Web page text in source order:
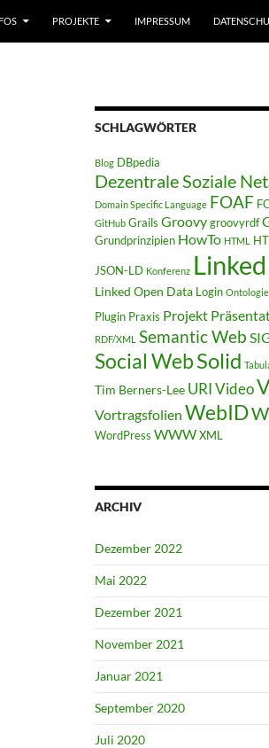
PROJEKTE IMPRESSUM
SCHLAGWÖRTER
Blog DBpedia
Dezentrale Soziale
Domain Specific Language FOAF
GitHub Grails Groovygroovyrdf
Grundprinzipien HowTo HTML
JSON-LD Konferenz
Linked Open Data Login Ontologie
Plugin Praxis Projekt
RDF/XML Semantic Web
Social WebSolid
Tim Berners-Lee URIVideo
Vortragsfolien WebID
WordPress WWWXML
ARCHIV
Dezember 2022
Mai 2022
Dezember 2021
November 2021
Januar 2021
September 2020
Juli 2020